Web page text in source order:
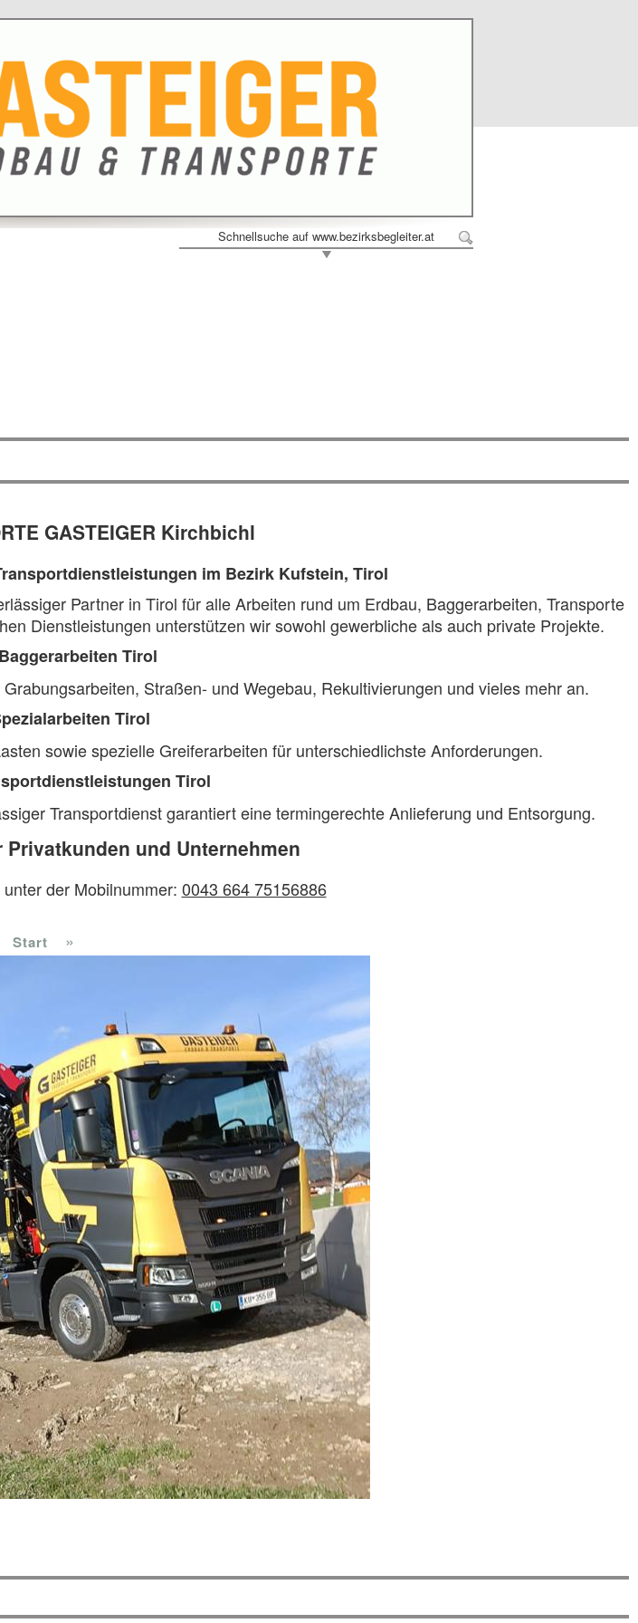
Schnellsuche auf www.bezirksbegleiter.at
GASTEIGER Kirchbichl
im Bezirk Kufstein, Tirol
Partner in Tirol für alle Arbeiten rund um Erdbau, Baggerarbeiten, Transporte
Dienstleistungen unterstützen wir sowohl gewerbliche als auch private Projekte.
Tirol
Straßen- und Wegebau, Rekultivierungen und vieles mehr an.
Tirol
sowie spezielle Greiferarbeiten für unterschiedlichste Anforderungen.
Tirol
Transportdienst garantiert eine termingerechte Anlieferung und Entsorgung.
und Unternehmen
der Mobilnummer: 0043 664 75156886
Start »